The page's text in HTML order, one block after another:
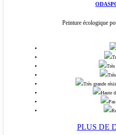
Peinture écologique
Très grande
Haute
PLUS DE